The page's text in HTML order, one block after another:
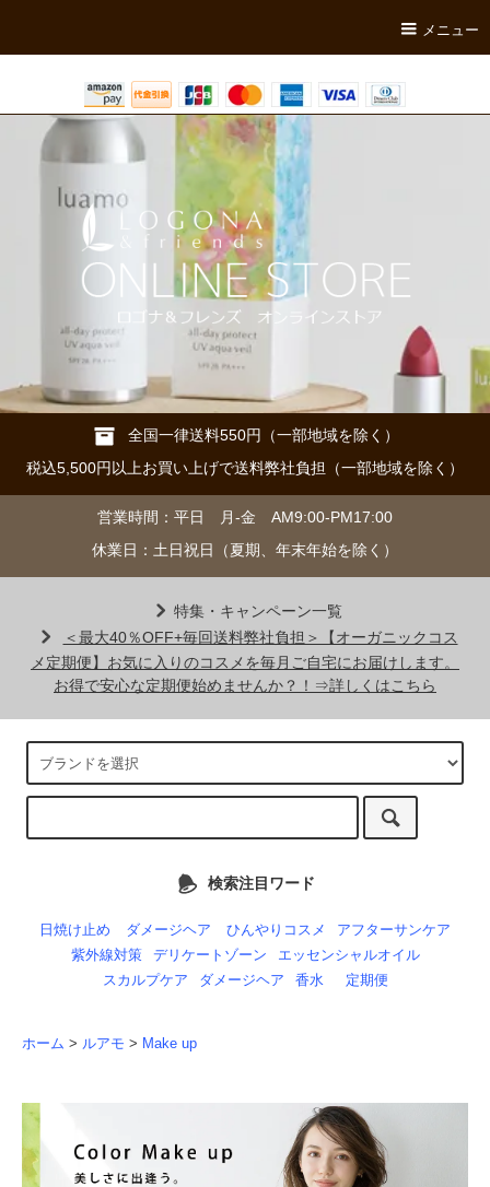
メニュー
全国一律送料550円（一部地域を除く）
税込5,500円以上お買い上げで送料弊社負担（一部地域を除く）
営業時間：平日 月-金 AM9:00-PM17:00
休業日：土日祝日（夏期、年末年始を除く）
特集・キャンペーン一覧
＜最大40％OFF+毎回送料弊社負担＞【オーガニックコス
メ定期便】お気に入りのコスメを毎月ご自宅にお届けします。
お得で安心な定期便始めませんか？！⇒詳しくはこちら
検索注目ワード
日焼け止め ダメージヘア ひんやりコスメ
アフターサンケア
紫外線対策
デリケートゾーン
エッセンシャルオイル
スカルプケア
ダメージヘア 香水 定期便
ホーム > ルアモ > Make up